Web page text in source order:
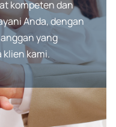
kompeten dan
Anda, dengan
yang
kami.